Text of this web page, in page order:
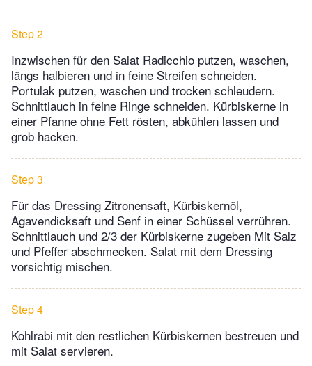
Step 2
Inzwischen für den Salat Radicchio putzen, waschen,
längs halbieren und in feine Streifen schneiden.
Portulak putzen, waschen und trocken schleudern.
Schnittlauch in feine Ringe schneiden. Kürbiskerne in
einer Pfanne ohne Fett rösten, abkühlen lassen und
grob hacken.
Step 3
Für das Dressing Zitronensaft, Kürbiskernöl,
Agavendicksaft und Senf in einer Schüssel verrühren.
Schnittlauch und 2/3 der Kürbiskerne zugeben Mit Salz
und Pfeffer abschmecken. Salat mit dem Dressing
vorsichtig mischen.
Step 4
Kohlrabi mit den restlichen Kürbiskernen bestreuen und
mit Salat servieren.